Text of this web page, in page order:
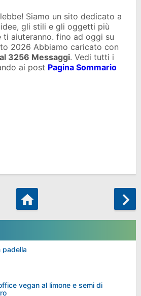
Siamo un sito dedicato a
gli stili e gli oggetti più
ti aiuteranno. fino ad oggi su
2026 Abbiamo caricato con
3256 Messaggi. Vedi tutti i
ai post Pagina Sommario
padella
vegan al limone e semi di